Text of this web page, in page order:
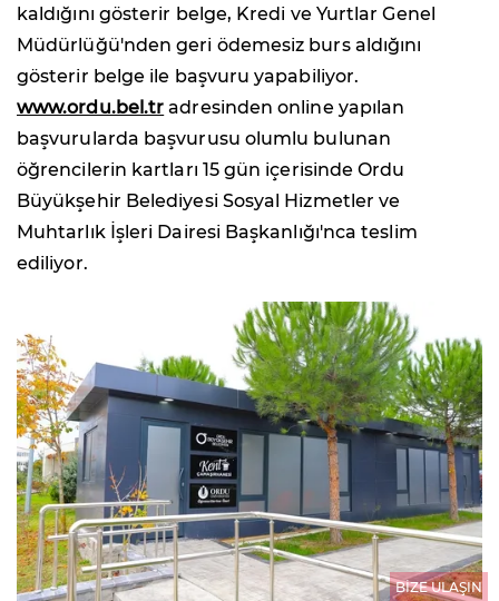
kaldığını gösterir belge, Kredi ve Yurtlar Genel
Müdürlüğü'nden geri ödemesiz burs aldığını
gösterir belge ile başvuru yapabiliyor.
www.ordu.bel.tr adresinden online yapılan
başvurularda başvurusu olumlu bulunan
öğrencilerin kartları 15 gün içerisinde Ordu
Büyükşehir Belediyesi Sosyal Hizmetler ve
Muhtarlık İşleri Dairesi Başkanlığı'nca teslim
ediliyor.
BİZE ULAŞIN